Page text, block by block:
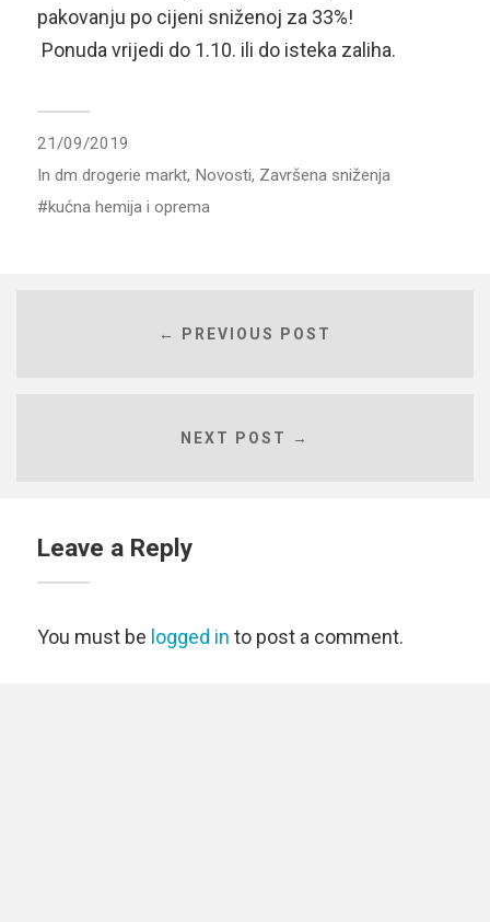
pakovanju po cijeni sniženoj za 33%!
Ponuda vrijedi do 1.10. ili do isteka zaliha.
21/09/2019
In dm drogerie markt, Novosti, Završena sniženja
kućna hemija i oprema
← PREVIOUS POST
NEXT POST →
Leave a Reply
You must be logged in to post a comment.